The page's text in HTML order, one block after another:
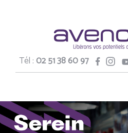
Tél :02 51 38 60 97